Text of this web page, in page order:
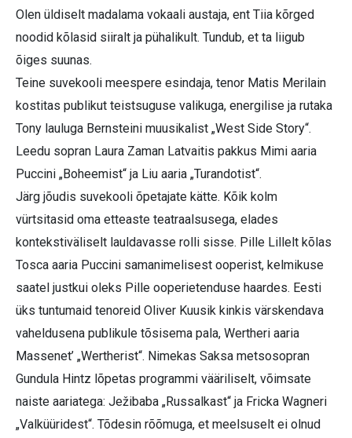
Olen üldiselt madalama vokaali austaja, ent Tiia kõrged
noodid kõlasid siiralt ja pühalikult. Tundub, et ta liigub
õiges suunas.
Teine suvekooli meespere esindaja, tenor Matis Merilain
kostitas publikut teistsuguse valikuga, energilise ja rutaka
Tony lauluga Bernsteini muusikalist „West Side Story“.
Leedu sopran Laura Zaman Latvaitis pakkus Mimi aaria
Puccini „Boheemist“ ja Liu aaria „Turandotist“.
Järg jõudis suvekooli õpetajate kätte. Kõik kolm
vürtsitasid oma etteaste teatraalsusega, elades
kontekstiväliselt lauldavasse rolli sisse. Pille Lillelt kõlas
Tosca aaria Puccini samanimelisest ooperist, kelmikuse
saatel justkui oleks Pille ooperietenduse haardes. Eesti
üks tuntumaid tenoreid Oliver Kuusik kinkis värskendava
vaheldusena publikule tõsisema pala, Wertheri aaria
Massenet’ „Wertherist“. Nimekas Saksa metsosopran
Gundula Hintz lõpetas programmi vääriliselt, võimsate
naiste aariatega: Ježibaba „Russalkast“ ja Fricka Wagneri
„Valküüridest“. Tõdesin rõõmuga, et meelsuselt ei olnud